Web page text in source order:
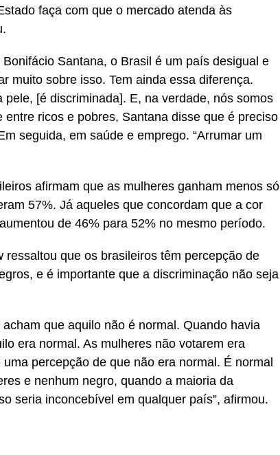
faça com que o mercado atenda às
Santana, o Brasil é um país desigual e
muito sobre isso. Tem ainda essa diferença.
[é discriminada]. E, na verdade, nós somos
ricos e pobres, Santana disse que é preciso
seguida, em saúde e emprego. “Arrumar um
afirmam que as mulheres ganham menos só
57%. Já aqueles que concordam que a cor
de 46% para 52% no mesmo período.
que os brasileiros têm percepção de
e é importante que a discriminação não seja
que aquilo não é normal. Quando havia
era normal. As mulheres não votarem era
percepção de que não era normal. É normal
e nenhum negro, quando a maioria da
seria inconcebível em qualquer país”, afirmou.